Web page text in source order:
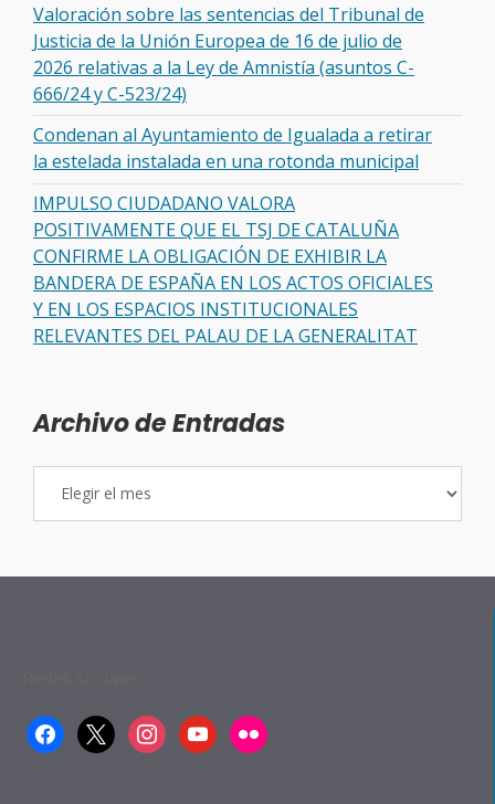
Valoración sobre las sentencias del Tribunal de
Justicia de la Unión Europea de 16 de julio de
2026 relativas a la Ley de Amnistía (asuntos C-
666/24 y C-523/24)
Condenan al Ayuntamiento de Igualada a retirar
la estelada instalada en una rotonda municipal
IMPULSO CIUDADANO VALORA
POSITIVAMENTE QUE EL TSJ DE CATALUÑA
CONFIRME LA OBLIGACIÓN DE EXHIBIR LA
BANDERA DE ESPAÑA EN LOS ACTOS OFICIALES
Y EN LOS ESPACIOS INSTITUCIONALES
RELEVANTES DEL PALAU DE LA GENERALITAT
Archivo de Entradas
facebook
x instagramyoutubeflickr